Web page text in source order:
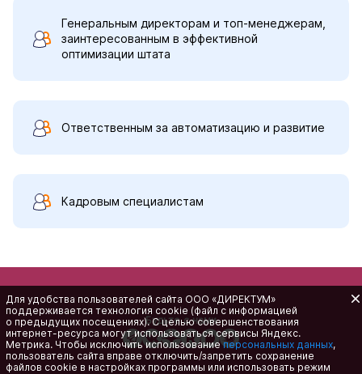
Генеральным директорам и топ-менеджерам,
заинтересованным в эффективной
оптимизации штата
Ответственным за автоматизацию и развитие
Кадровым специалистам
Будьте с нами
Для удобства пользователей сайта ООО «ДИРЕКТУМ»
поддерживается технология cookie (файл с информацией
о предыдущих посещениях). С целью совершенствования
интернет-ресурса могут использоваться сервисы Яндекс.
Метрика. Чтобы исключить использованиеперсональных данных,
пользователь сайта вправе отключить/запретить сохранение
файлов cookie в настройках программы или использовать режим